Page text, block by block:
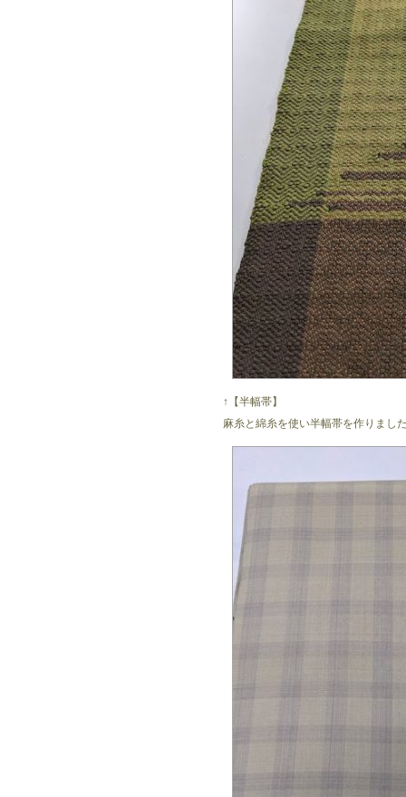
↑【半幅帯】
麻糸と綿糸を使い半幅帯を作りまし